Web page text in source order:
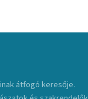
átfogó keresője.